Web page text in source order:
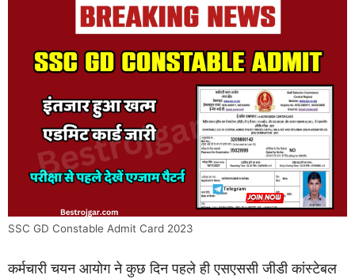
SSC GD Constable Admit Card 2023
कर्मचारी चयन आयोग ने कुछ दिन पहले ही एसएससी जीडी कांस्टेबल